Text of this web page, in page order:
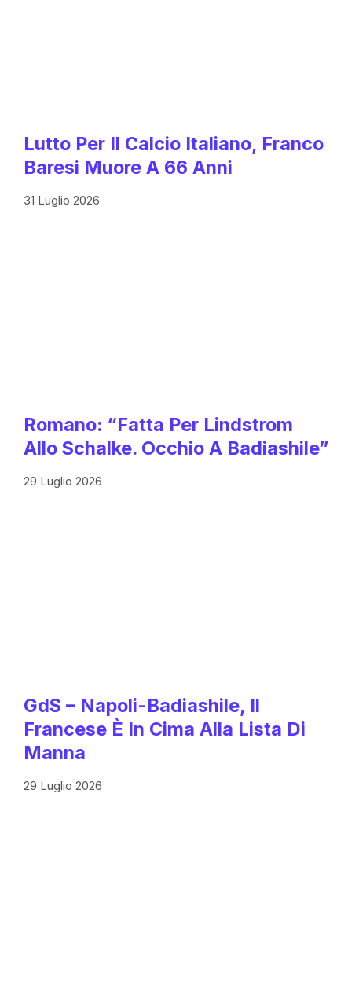
Lutto Per Il Calcio Italiano, Franco
Baresi Muore A 66 Anni
31 Luglio 2026
Romano: “Fatta Per Lindstrom
Allo Schalke. Occhio A Badiashile”
29 Luglio 2026
GdS – Napoli-Badiashile, Il
Francese È In Cima Alla Lista Di
Manna
29 Luglio 2026